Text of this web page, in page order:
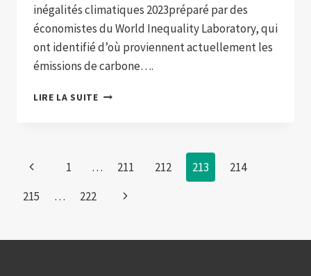
inégalités climatiques 2023préparé par des
économistes du World Inequality Laboratory, qui
ont identifié d’où proviennent actuellement les
émissions de carbone….
LIRE LA SUITE« LA
Page
navigation
Previous
Page
1 … 211 212 213
214
215
… 222
Next